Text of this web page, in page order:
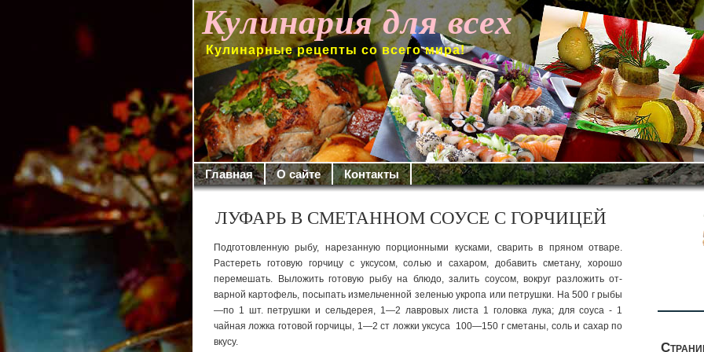
Кулинария для всех
Кулинарные рецепты со всего мира!
Главная О сайте Контакты
ЛУФАРЬ В СМЕТАННОМ СОУСЕ С ГОРЧИЦЕЙ
Подготовленную рыбу, нарезанную порционными кусками, сварить в пряном отваре.
Расте­реть готовую горчицу с уксусом, солью и сахаром, до­бавить сметану, хорошо
перемешать.
Выложить готовую рыбу на блюдо, залить соусом, вокруг разложить от­
варной картофель, посыпать измельченной зеленью ук­ропа или петрушки. На 500 г рыбы
—по 1 шт. петрушки и сельдерея, 1—2 лавровых лис­та 1 головка лука; для соуса - 1
чайная ложка готовой горчицы, 1—2 ст ложки уксуса 100—150 г сметаны, соль и сахар по
вкусу.